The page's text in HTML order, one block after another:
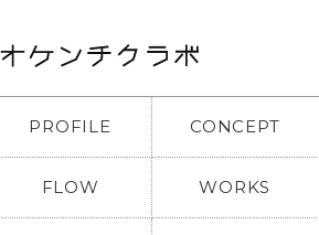
PROFILE CONCEPT
FLOW WORKS